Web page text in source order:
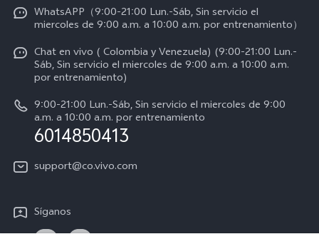
Servicio de logística
Progreso de la reparación
Avisos legales
Sostenibilidad
Centro de privacidad de vivo
Accesibilidad
WhatsAPP（9:00-21:00 Lun.-Sáb, Sin servicio el
miercoles de 9:00 a.m. a 10:00 a.m. por entrenamiento）
Chat en vivo ( Colombia y Venezuela) (9:00-21:00 Lun.-
Sáb, Sin servicio el miercoles de 9:00 a.m. a 10:00 a.m.
por entrenamiento)
9:00-21:00 Lun.-Sáb, Sin servicio el miercoles de 9:00
a.m. a 10:00 a.m. por entrenamiento
6014850413
support@co.vivo.com
Síganos